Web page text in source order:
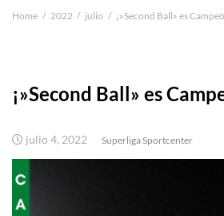
Home 2022 julio ¡»Second Ball» es
¡»Second Ball» es
julio 4, 2022 Superliga Sportcenter